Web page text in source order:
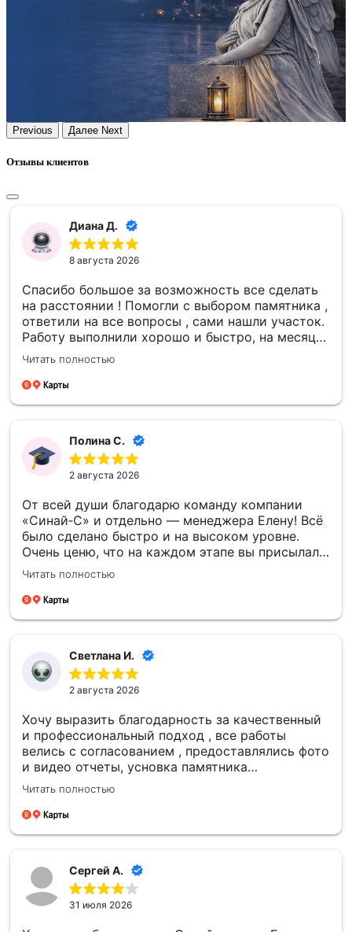
Previous Далее Next
Отзывы клиентов
Диана Д.
8 августа 2026
Спасибо большое за возможность все сделать
на расстоянии ! Помогли с выбором памятника ,
ответили на все вопросы , сами нашли участок.
Работу выполнили хорошо и быстро, на месяц
раньше даты в договоре. Ничего не навязывали
, сумма НЕ увеличилась в итоге - все честно.
Читать полностью
Полина С.
2 августа 2026
От всей души благодарю команду компании
«Синай‑С» и отдельно — менеджера Елену! Всё
было сделано быстро и на высоком уровне.
Очень ценю, что на каждом этапе вы присылали
фото- и видеоотчёты — это давало уверенность
и спокойствие. Отдельно спасибо за то, что
успели установить памятник к памятной
«Синай‑С» за чуткость, профессионализм и
проделанную работу! 🙏
Читать полностью
Светлана И.
2 августа 2026
Хочу выразить благодарность за качественный
и профессиональный подход , все работы
велись с согласованием , предоставлялись фото
и видео отчеты, усновка памятника
качественная , большое спасибо компании
Читать полностью
Сергей А.
31 июля 2026